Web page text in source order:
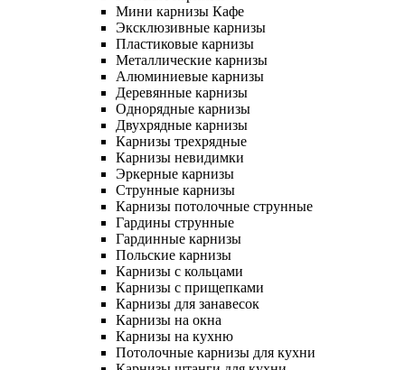
Мини карнизы Кафе
Эксклюзивные карнизы
Пластиковые карнизы
Металлические карнизы
Алюминиевые карнизы
Деревянные карнизы
Однорядные карнизы
Двухрядные карнизы
Карнизы трехрядные
Карнизы невидимки
Эркерные карнизы
Струнные карнизы
Карнизы потолочные струнные
Гардины струнные
Гардинные карнизы
Польские карнизы
Карнизы с кольцами
Карнизы с прищепками
Карнизы для занавесок
Карнизы на окна
Карнизы на кухню
Потолочные карнизы для кухни